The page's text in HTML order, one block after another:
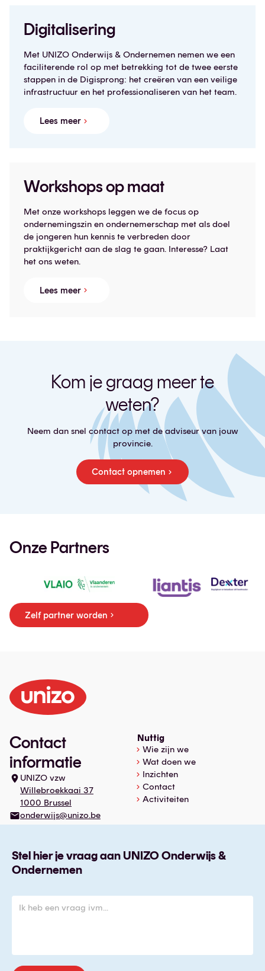
Digitalisering
Met UNIZO Onderwijs & Ondernemen nemen we een
faciliterende rol op met betrekking tot de twee eerste
stappen in de Digisprong: het creëren van een veilige
infrastructuur en het professionaliseren van het team.
Lees meer
Workshops op maat
Met onze workshops leggen we de focus op
ondernemingszin en ondernemerschap met als doel
de jongeren hun kennis te verbreden door
praktijkgericht aan de slag te gaan. Interesse? Laat
het ons weten.
Lees meer
Kom je graag meer te
weten?
Neem dan snel contact op met de adviseur van jouw
provincie.
Contact opnemen
Onze Partners
Zelf partner worden
Contact
informatie
UNIZO vzw
Willebroekkaai 37
1000 Brussel
onderwijs@unizo.be
Nuttig
Wie zijn we
Wat doen we
Inzichten
Contact
Activiteiten
Stel hier je vraag aan UNIZO Onderwijs &
Ondernemen